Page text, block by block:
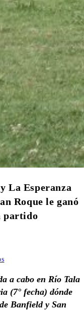
La Esperanza
Roque le ganó
partido
a cabo en Río Tala
(7° fecha) dónde
Banfield y San